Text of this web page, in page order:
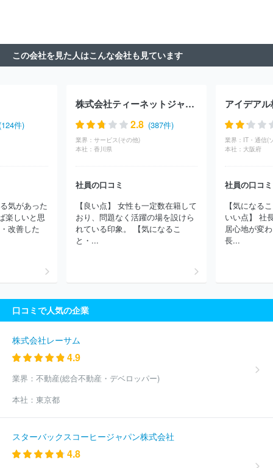
社ＡＤＤＩＸ
３Ｈメディソリューション株式会社
株式会社アイ
スタイル
株式会社サイバーエージェント 株式会社コロプラ
式会社クラウドポイント
株式会社フルスピード
株式会社Ｄ２Ｃ
会社ディー・エル・イー
株式会社営放プロデュース
株式会社エ
アネット
ジャパンメディアシステム株式会社
ＧＭＯインターネ
株式会社ソリトンシステムズ
楽天グループ株式会社
グレイステ
株式会社ボルテージ
ＫＩＳドット
イクラウドホールディングス株式会社
株式会社ビザスク
株式会
社ジンジブ
有限会社ウニコ 株式会社ＨＵＧＥ
Ｉｎａｇｏｒａ
株式会社
アド・セイル株式会社 ロジザード株式会社
ｐｅｐｅ
オンリーストーリー
株式会社スカイ３６５
Ｆｕｓｉｏｎ株式会社
株式会社クラッソーネ
株式会社ワークス
タイルキャリア
ほか(1126件)
この会社を見た人はこんな会社も見ています
件)
気があった
楽しいと思
改善した
株式会社ティーネットジャパン
2.8 (387件)
業界： サービス(その他)
本社： 香川県
社員の口コミ
【良い点】 女性も一定数在籍して
おり、問題なく活躍の場を設けら
れている印象。 【気になるこ
と・...
アイデア
業界： IT・通信(
本社： 大阪府
社員の口コミ
【気になる
いい点】 社
居心地が変
長...
口コミで人気の企業
株式会社レーサム
4.9
業界： 不動産(総合不動産・デベロッパー)
本社： 東京都
スターバックスコーヒージャパン株式会社
4.8